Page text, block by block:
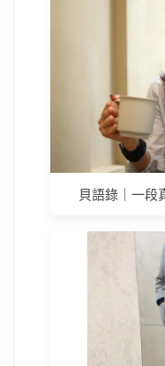
貝語錄｜一段